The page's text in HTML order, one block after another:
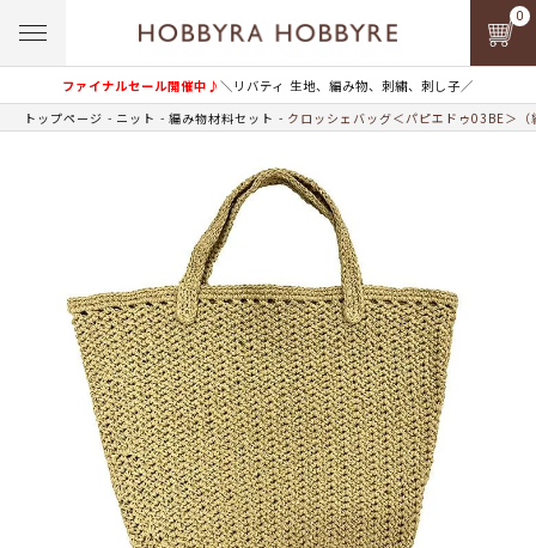
ファイナルセール開催中♪＼リバティ 生地、編み物、刺繍、刺し子／
0
トップページ ニット 編み物材料セット クロッシェバッグ＜パピエドゥ03BE＞